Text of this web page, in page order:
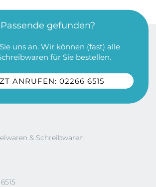
gefunden?
uns an. Wir können (fast) alle
für Sie bestellen.
ANRUFEN: 02266 6515
& Schreibwaren